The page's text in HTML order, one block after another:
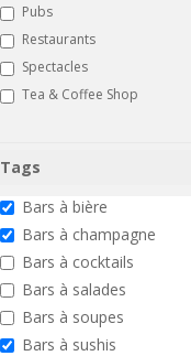
Pubs
Restaurants
Spectacles
Tea & Coffee Shop
Tags
Bars à bière
Bars à champagne
Bars à cocktails
Bars à salades
Bars à soupes
Bars à sushis